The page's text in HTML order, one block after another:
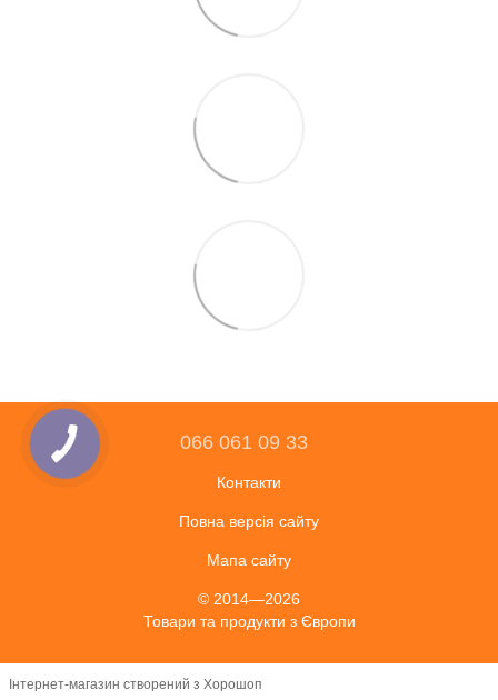
066 061 09 33
Контакти
Повна версія сайту
Мапа сайту
© 2014—2026
Товари та продукти з Європи
Інтернет-магазин створений з Хорошоп